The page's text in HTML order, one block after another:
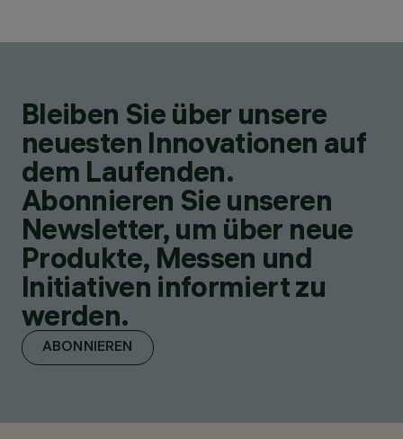
Bleiben Sie über unsere
neuesten Innovationen auf
dem Laufenden.
Abonnieren Sie unseren
Newsletter, um über neue
Produkte, Messen und
Initiativen informiert zu
werden.
ABONNIEREN